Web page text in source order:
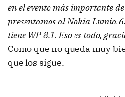
en el evento más importante
presentamos al Nokia Lumia
tiene WP 8.1. Eso es todo,
Como que no queda muy
que los sigue.